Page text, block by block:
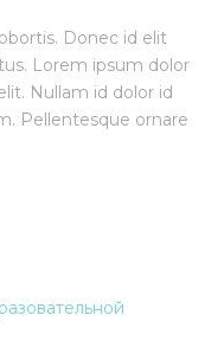
Donec id elit
Lorem ipsum dolor
Nullam id dolor id
Pellentesque ornare